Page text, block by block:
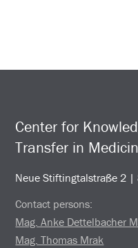
Center for
Transfer in
Neue Stiftingtalstraße 2 |
Contact persons:
Mag. Anke Dettelbacher
Mag. Thomas Mrak